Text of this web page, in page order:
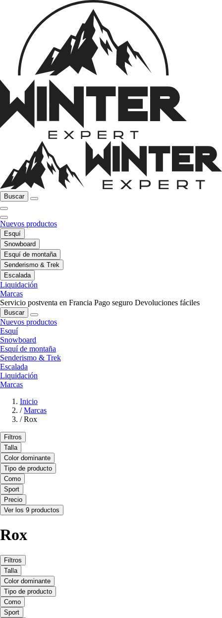
Buscar
Nuevos productos
Esquí
Snowboard
Esquí de montaña
Senderismo & Trek
Escalada
Liquidación
Marcas
Servicio postventa en Francia Pago seguro Devoluciones fáciles
Buscar
Nuevos productos
Esquí
Snowboard
Esquí de montaña
Senderismo & Trek
Escalada
Liquidación
Marcas
Inicio
/ Marcas
/ Rox
Filtros
Talla
Color dominante
Tipo de producto
Como
Sport
Precio
Ver los 9 productos
Rox
Filtros
Talla
Color dominante
Tipo de producto
Como
Sport